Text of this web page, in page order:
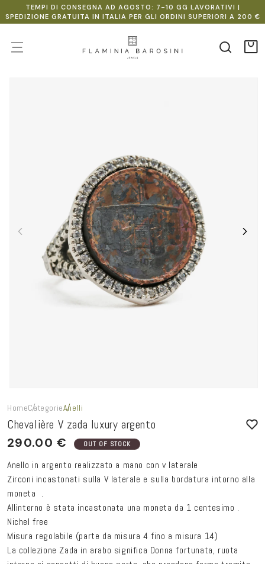
direttamente
ai contenuti
TEMPI DI CONSEGNA AD AGOSTO: 7-10 GG LAVORATIVI |
SPEDIZIONE GRATUITA IN ITALIA PER GLI ORDINI SUPERIORI A 200 €
HomeCategorieAnelli
Chevalière V zada luxury argento
PREZZO
LISTINO
290.00 € OUT OF STOCK
Anello in argento realizzato a mano con v laterale
Zirconi incastonati sulla V laterale e sulla bordatura intorno alla
moneta .
Allinterno è stata incastonata una moneta da 1 centesimo .
Nichel free
Misura regolabile (parte da misura 4 fino a misura 14)
La collezione Zada in arabo significa Donna fortunata, ruota